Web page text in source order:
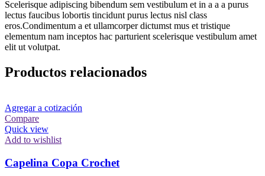
Scelerisque adipiscing bibendum sem vestibulum et in a a a purus
lectus faucibus lobortis tincidunt purus lectus nisl class
eros.Condimentum a et ullamcorper dictumst mus et tristique
elementum nam inceptos hac parturient scelerisque vestibulum amet
elit ut volutpat.
Productos relacionados
Agregar a cotización
Compare
Quick view
Add to wishlist
Capelina Copa Crochet